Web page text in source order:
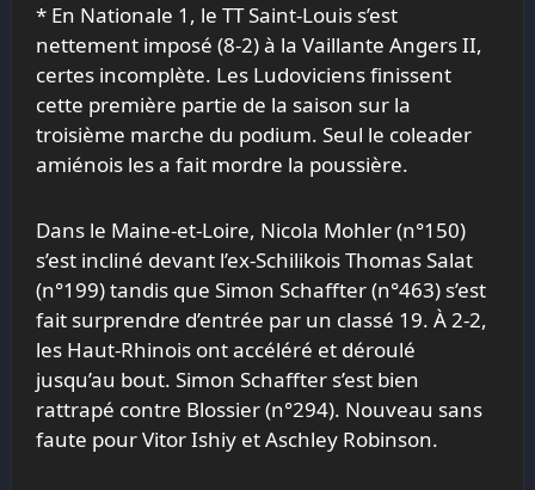
* En Nationale 1, le TT Saint-Louis s’est
nettement imposé (8-2) à la Vaillante Angers II,
certes incomplète. Les Ludoviciens finissent
cette première partie de la saison sur la
troisième marche du podium. Seul le coleader
amiénois les a fait mordre la poussière.
Dans le Maine-et-Loire, Nicola Mohler (n°150)
s’est incliné devant l’ex-Schilikois Thomas Salat
(n°199) tandis que Simon Schaffter (n°463) s’est
fait surprendre d’entrée par un classé 19. À 2-2,
les Haut-Rhinois ont accéléré et déroulé
jusqu’au bout. Simon Schaffter s’est bien
rattrapé contre Blossier (n°294). Nouveau sans
faute pour Vitor Ishiy et Aschley Robinson.